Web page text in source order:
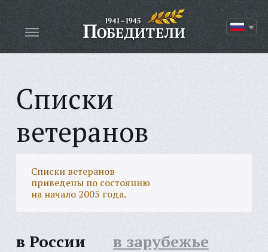
Списки
ветеранов
Списки ветеранов
приведены по состоянию
на начало 2005 года.
в России в зарубежье